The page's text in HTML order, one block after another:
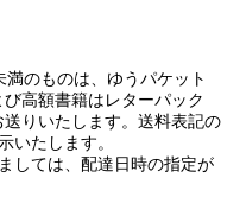
のものは、ゆうパケット
高額書籍はレターパック
りいたします。送料表記の
いたします。
しては、配達日時の指定が